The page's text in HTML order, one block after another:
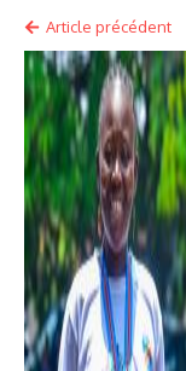
Article précédent